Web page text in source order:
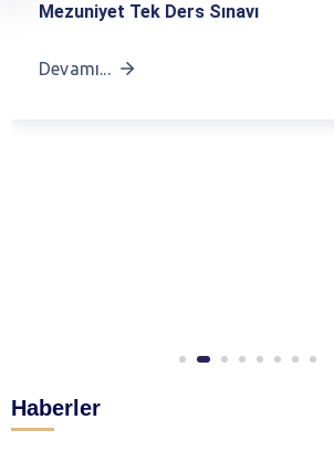
Mezuniyet Tek Ders Sınavı
Devamı...
Haberler